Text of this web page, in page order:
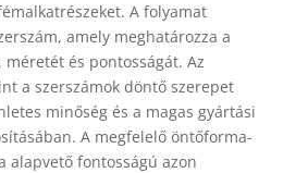
A folyamat
amely meghatározza a
és pontosságát. Az
a szerszámok döntő szerepet
minőség és a magas gyártási
A megfelelő öntőforma-
alapvető fontosságú azon